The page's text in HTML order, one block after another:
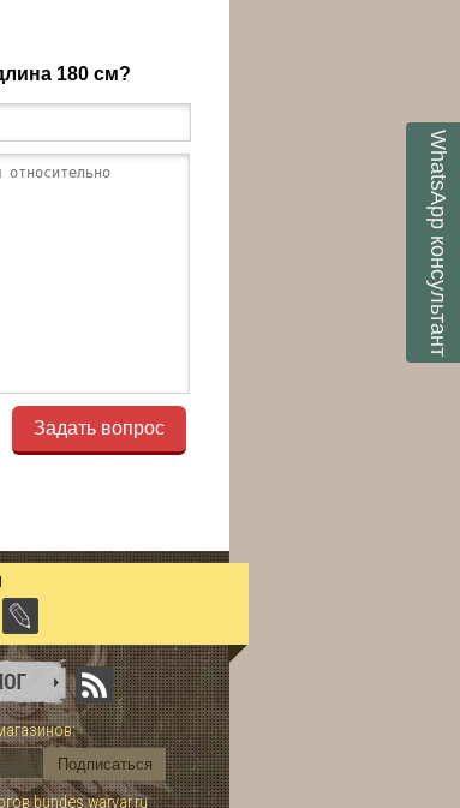
180 см?
Задать вопрос
bundes.warvar.ru
WhatsApp
консультант